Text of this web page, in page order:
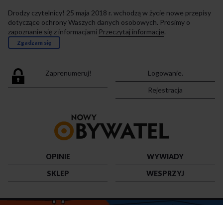
Drodzy czytelnicy! 25 maja 2018 r. wchodzą w życie nowe przepisy
dotyczące ochrony Waszych danych osobowych. Prosimy o
zapoznanie się z informacjami Przeczytaj informacje.
Zgadzam się
Zaprenumeruj!
Logowanie.
Rejestracja
strony
OPINIE
WYWIADY
SKLEP
WESPRZYJ